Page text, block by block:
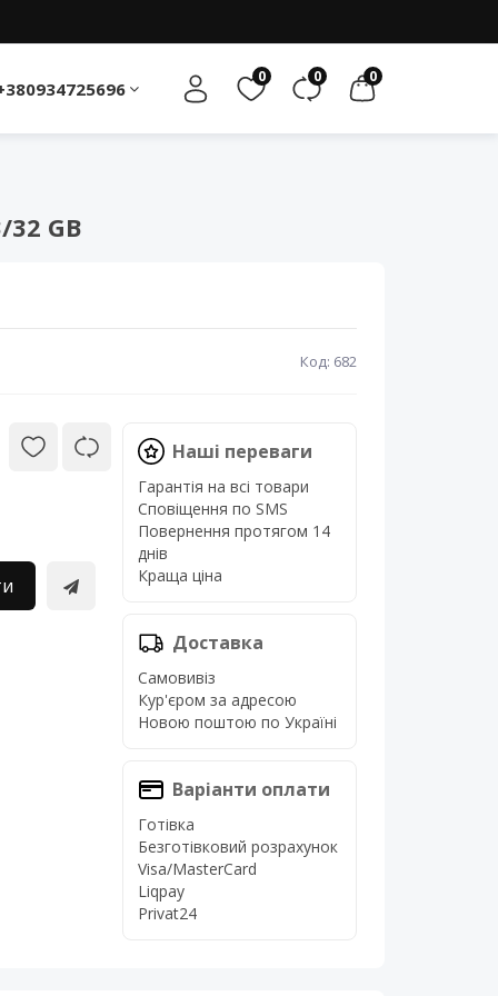
0 0 0
GB
Код: 682
Наші переваги
Гарантія на всі товари
Сповіщення по SMS
Повернення протягом 14
днів
Краща ціна
Доставка
Самовивіз
Кур'єром за адресою
Новою поштою по Україні
Варіанти оплати
Готівка
Безготівковий розрахунок
Visa/MasterCard
Liqpay
Privat24